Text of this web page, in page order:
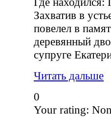
Захватив в
повелел в
деревянный
супруге
Читать дальше
0
Your rating: